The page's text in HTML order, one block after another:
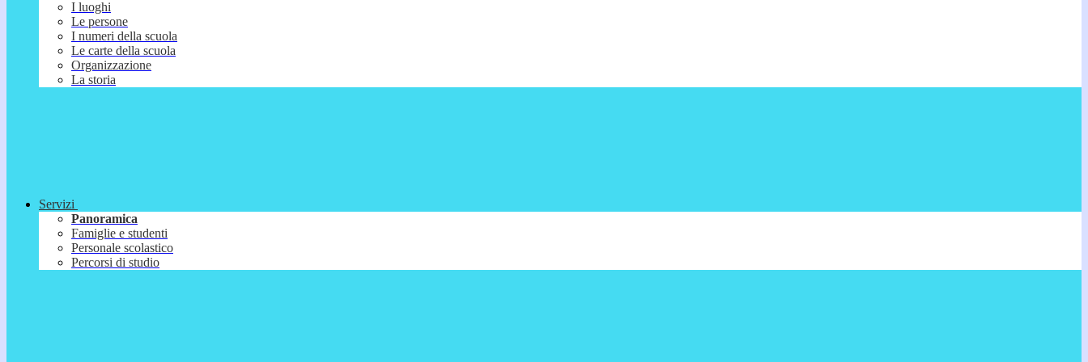
I luoghi
Le persone
I numeri della scuola
Le carte della scuola
Organizzazione
La storia
Servizi
Panoramica
Famiglie e studenti
Personale scolastico
Percorsi di studio